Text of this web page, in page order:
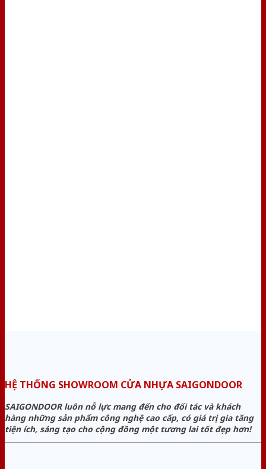
HỆ THỐNG SHOWROOM CỬA NHỰA SAIGONDOOR
SAIGONDOOR luôn nỗ lực mang đến cho đối tác và khách
hàng những sản phẩm công nghệ cao cấp, có giá trị gia tăng
tiện ích, sáng tạo cho cộng đồng một tương lai tốt đẹp hơn!